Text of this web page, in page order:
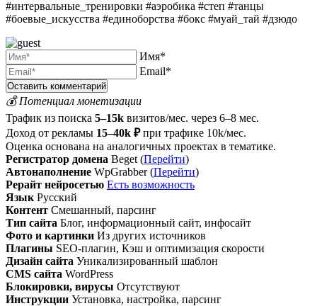
#интервальные_тренировки #аэробика #степ #танцы
#боевые_искусства #единоборства #бокс #муай_тай #дзюдо
Имя*
Email*
💰 Потенциал монетизации
Трафик из поиска 5–15k визитов/мес. через 6–8 мес.
Доход от рекламы 15–40k ₽ при трафике 10k/мес.
Оценка основана на аналогичных проектах в тематике.
Регистратор домена Beget (Перейти)
Автонаполнение WpGrabber (Перейти)
Рерайт нейросетью Есть возможность
Язык Русский
Контент Смешанный, парсинг
Тип сайта Блог, информационный сайт, инфосайт
Фото и картинки Из других источников
Плагины SEO-плагин, Кэш и оптимизация скорости
Дизайн сайта Уникализированный шаблон
CMS сайта WordPress
Блокировки, вирусы Отсутствуют
Инструкции Установка, настройка, парсинг